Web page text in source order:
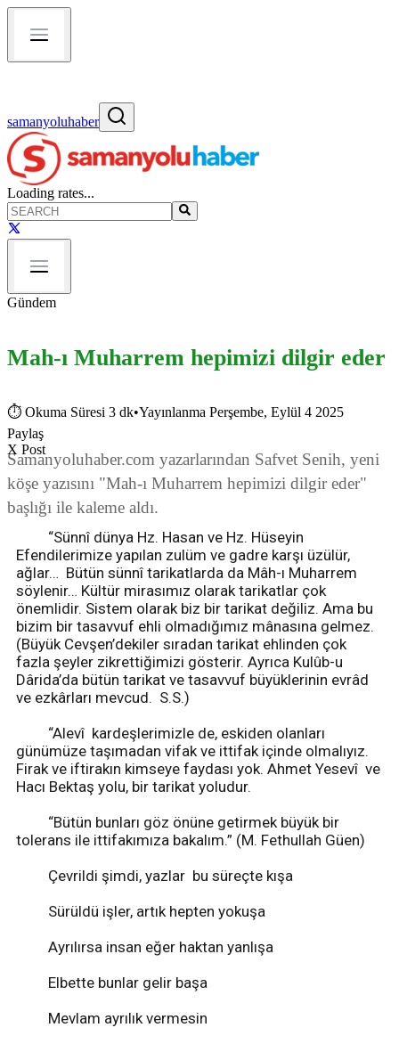
samanyoluhaber
Loading rates...
Gündem
Mah-ı Muharrem hepimizi dilgir eder
⏱ Okuma Süresi 3 dk•Yayınlanma Perşembe, Eylül 4 2025
Paylaş
X Post
Samanyoluhaber.com yazarlarından Safvet Senih, yeni
köşe yazısını "Mah-ı Muharrem hepimizi dilgir eder"
başlığı ile kaleme aldı.
“Sünnî dünya Hz. Hasan ve Hz. Hüseyin
Efendilerimize yapılan zulüm ve gadre karşı üzülür,
ağlar… Bütün sünnî tarikatlarda da Mâh-ı Muharrem
söylenir… Kültür mirasımız olarak tarikatlar çok
önemlidir. Sistem olarak biz bir tarikat değiliz. Ama bu
bizim bir tasavvuf ehli olmadığımız mânasına gelmez.
(Büyük Cevşen’dekiler sıradan tarikat ehlinden çok
fazla şeyler zikrettiğimizi gösterir. Ayrıca Kulûb-u
Dârida’da bütün tarikat ve tasavvuf büyüklerinin evrâd
ve ezkârları mevcud. S.S.)
“Alevî kardeşlerimizle de, eskiden olanları
günümüze taşımadan vifak ve ittifak içinde olmalıyız.
Firak ve iftirakın kimseye faydası yok. Ahmet Yesevî ve
Hacı Bektaş yolu, bir tarikat yoludur.
“Bütün bunları göz önüne getirmek büyük bir
tolerans ile ittifakımıza bakalım.” (M. Fethullah Güen)
Çevrildi şimdi, yazlar bu süreçte kışa
Sürüldü işler, artık hepten yokuşa
Ayrılırsa insan eğer haktan yanlışa
Elbette bunlar gelir başa
Mevlam ayrılık vermesin